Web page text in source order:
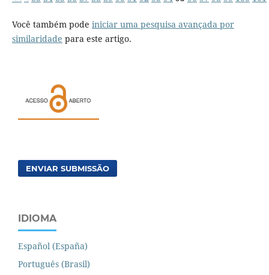
Você também pode iniciar uma pesquisa avançada por
similaridade para este artigo.
ENVIAR SUBMISSÃO
IDIOMA
Español (España)
Português (Brasil)